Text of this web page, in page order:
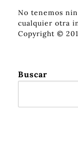
No tenemos
cualquier otra
Copyright ©
Buscar